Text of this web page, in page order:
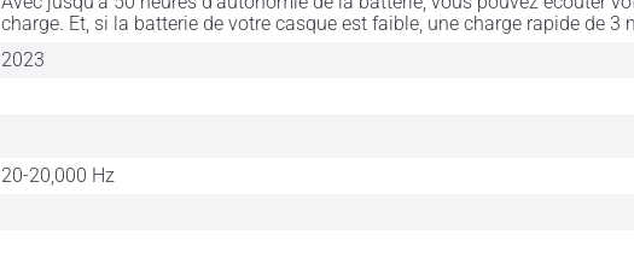
charge. Et, si la batterie de votre casque est faible, une charge rapide de 3
2023
20-20,000 Hz